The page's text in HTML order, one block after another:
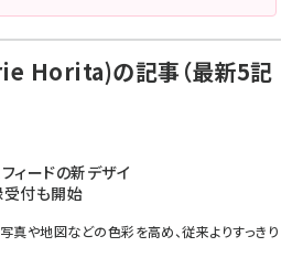
Horita)の記事（最新5記
ィードの新デザイ
受付も開始
真や地図などの色彩を高め、従来よりすっきり